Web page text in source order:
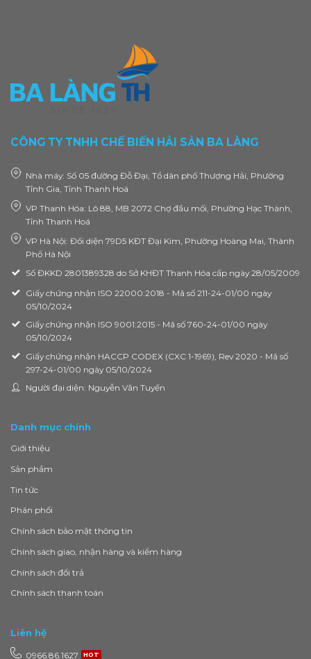
CÔNG TY TNHH CHẾ BIẾN HẢI SẢN BA LÀNG
Nhà máy: Số 05 đường Đỗ Đại, Tổ dân phố Thượng Hải, Phường
Tĩnh Gia, Tỉnh Thanh Hoá
VP Thanh Hóa: Lô 88, MB 2072 Chợ đầu mối, Phường Hạc Thành,
Tỉnh Thanh Hoá
VP Hà Nội: Đối diện 79D5 KĐT Đại Kim, Phường Hoàng Mai, Thành
Phố Hà Nội
Số ĐKKD 2801389328 do Sở KHĐT Thanh Hóa cấp ngày 28/05/2009
Giấy chứng nhận ISO 22000:2018 - Mã số 211-24-01/00 ngày
05/10/2024
Giấy chứng nhận ISO 9001:2015 - Mã số 760-24-01/00 ngày
05/10/2024
Giấy chứng nhận HACCP CODEX (CXC 1-1969), Rev 2020 - Mã số
297-24-01/00 ngày 05/10/2024
Người đại diện: Nguyễn Văn Tuyến
Danh mục chính
Giới thiệu
Sản phẩm
Tin tức
Phân phối
Chính sách bảo mật thông tin
Chính sách giao, nhận hàng và kiểm hàng
Chính sách đổi trả
Chính sách thanh toán
Liên hệ
0966.86.1627